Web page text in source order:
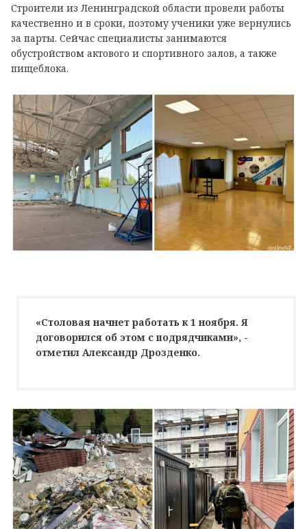
Строители из Ленинградской области провели работы
качественно и в сроки, поэтому ученики уже вернулись
за парты. Сейчас специалисты занимаются
обустройством актового и спортивного залов, а также
пищеблока.
«Столовая начнет работать к 1 ноября. Я
договорился об этом с подрядчиками», -
отметил Александр Дрозденко.